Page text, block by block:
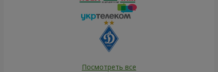
Посмотреть все